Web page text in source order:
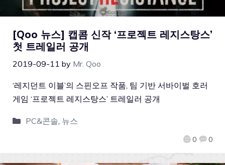
[Qoo 뉴스] 캡콤 신작 ‘프로젝트 레지스탕스’
첫 트레일러 공개
2019-09-11 by Mr. Qoo
0 0
‘레지던트 이블’의 스핀오프 작품, 팀 기반 서바이벌 호러
게임 ‘프로젝트 레지스탕스’ 트레일러 공개
PC&콘솔 뉴스